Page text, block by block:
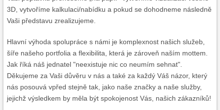
3D, vytvoříme kalkulaci/nabídku a pokud se dohodneme následně
Vaši představu zrealizujeme.
Hlavní výhoda spolupráce s námi je komplexnost našich služeb,
šíře našeho portfolia a flexibilita, která je zároveň naším mottem.
Jak říká náš jednatel "neexistuje nic co neumím sehnat".
Děkujeme za Vaši důvěru v nás a také za každý Váš názor, který
nás posouvá vpřed stejně tak, jako naše značky a naše služby,
jejichž výsledkem by měla být spokojenost Vás, našich zákazníků!